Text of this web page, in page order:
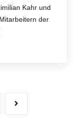
Kahr und
der